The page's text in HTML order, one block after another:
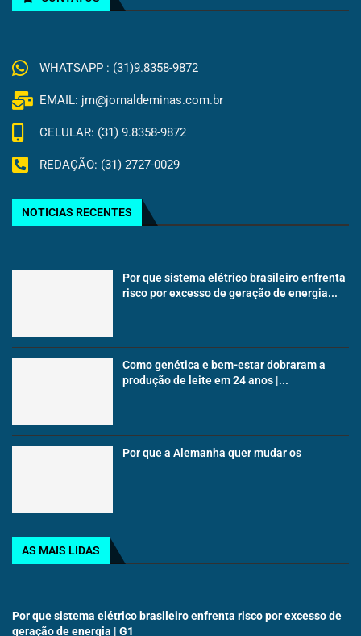
WHATSAPP : (31)9.8358-9872
EMAIL: jm@jornaldeminas.com.br
CELULAR: (31) 9.8358-9872
REDAÇÃO: (31) 2727-0029
NOTICIAS RECENTES
Por que sistema elétrico brasileiro enfrenta
risco por excesso de geração de energia...
Como genética e bem-estar dobraram a
produção de leite em 24 anos |...
Por que a Alemanha quer mudar os
AS MAIS LIDAS
Por que sistema elétrico brasileiro enfrenta risco por excesso de
geração de energia | G1